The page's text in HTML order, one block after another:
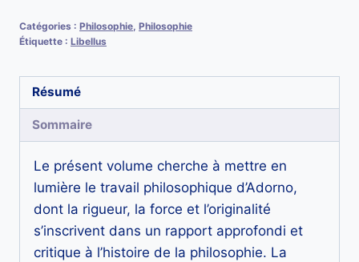
et
scène
philosophique.
Dialectique
et
métaphysique
Catégories : Philosophie, Philosophie
Étiquette : Libellus
Résumé
Sommaire
Le présent volume cherche à mettre en
lumière le travail philosophique d’Adorno,
dont la rigueur, la force et l’originalité
s’inscrivent dans un rapport approfondi et
critique à l’histoire de la philosophie. La